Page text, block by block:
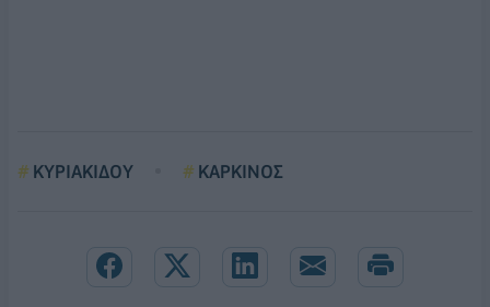
ΚΥΡΙΑΚΙΔΟΥ ΚΑΡΚΙΝΟΣ